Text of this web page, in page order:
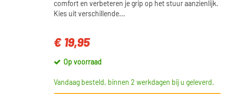
comfort en verbeteren je grip op het stuur aanzienlijk.
Kies uit verschillende...
€ 19,95
Op voorraad
Vandaag besteld, binnen 2 werkdagen bij u geleverd.